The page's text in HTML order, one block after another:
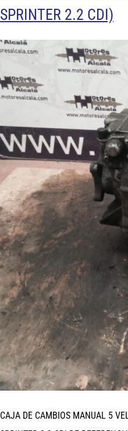
SPRINTER 2.2 CDI)
CAJA DE CAMBIOS MANUAL 5